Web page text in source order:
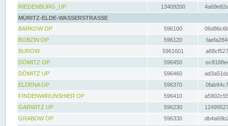
RIEDENBURG_UP
13409200
MÜRITZ-ELDE-WASSERSTRASSE
BARKOW OP
596100
BOBZIN OP
596120
BUROW
5961601
DÖMITZ OP
596450
DÖMITZ UP
596460
ELDENA OP
596370
FINDENWIRUNSHIER OP
596410
GARWITZ UP
596230
GRABOW OP
596330